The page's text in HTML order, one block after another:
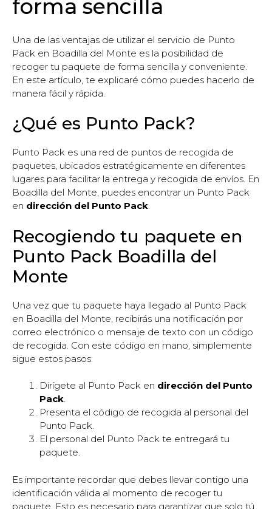
forma sencilla
Una de las ventajas de utilizar el servicio de Punto
Pack en Boadilla del Monte es la posibilidad de
recoger tu paquete de forma sencilla y conveniente.
En este artículo, te explicaré cómo puedes hacerlo de
manera fácil y rápida.
¿Qué es Punto Pack?
Punto Pack es una red de puntos de recogida de
paquetes, ubicados estratégicamente en diferentes
lugares para facilitar la entrega y recogida de envíos. En
Boadilla del Monte, puedes encontrar un Punto Pack
en dirección del Punto Pack.
Recogiendo tu paquete en
Punto Pack Boadilla del
Monte
Una vez que tu paquete haya llegado al Punto Pack
en Boadilla del Monte, recibirás una notificación por
correo electrónico o mensaje de texto con un código
de recogida. Con este código en mano, simplemente
sigue estos pasos:
Dirígete al Punto Pack en dirección del Punto
Pack.
Presenta el código de recogida al personal del
Punto Pack.
El personal del Punto Pack te entregará tu
paquete.
Es importante recordar que debes llevar contigo una
identificación válida al momento de recoger tu
paquete. Esto es necesario para garantizar que solo tú